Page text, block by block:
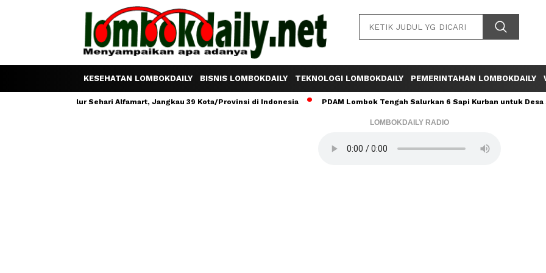
KESEHATAN LOMBOKDAILY BISNIS LOMBOKDAILY TEKNOLOGI LOMBOKDAILY PEMERINTAHAN LOMBOKDAILY
Satu Telur Sehari Alfamart, Jangkau 39 Kota/Provinsi di Indonesia PDAM Lombok Tengah Salurkan 6 Sapi Kurban untuk Desa Sumber
LOMBOKDAILY RADIO
Sinta Agathia Ajak Warga NTB